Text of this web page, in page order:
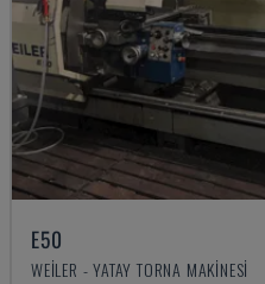
E50
WEILER - YATAY TORNA MAKINESI